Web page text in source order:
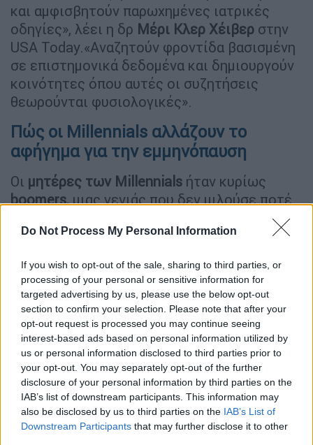
Do Not Process My Personal Information
If you wish to opt-out of the sale, sharing to third parties, or
processing of your personal or sensitive information for
targeted advertising by us, please use the below opt-out
section to confirm your selection. Please note that after your
opt-out request is processed you may continue seeing
interest-based ads based on personal information utilized by
us or personal information disclosed to third parties prior to
your opt-out. You may separately opt-out of the further
disclosure of your personal information by third parties on the
IAB’s list of downstream participants. This information may
also be disclosed by us to third parties on the IAB’s List of
Downstream Participants that may further disclose it to other
και αμφισβητούν παρωχημένες ιατρικές
οδηγίες», λέει η δρ Μέρι Κλερ Χέιβερ στην
USA Today.«Αναζητούν φροντίδα βασισμένη
σε επιστημονικά δεδομένα και δημιουργούν
κοινότητες όπου αυτές οι συζητήσεις
θεωρούνται φυσιολογικές».
Πώς οι Millennials αλλάζουν το
αφήγημα για την εμμηνόπαυση
Οι μητέρες των Millennials ήταν κυρίως
boomers,μιας γενιάς που δεν μιλούσε ποτέ
για την εμμηνόπαυση και πολλές γυναίκες
υπέφεραν σιωπηλάχωρίς ορμονική
είχαν καν ακούσει τον όρο κλιμακτήριο.
Έμαθαν τι είναι αφού μπήκαν στην
εμμηνόπαυσηκαι ανακάλυψαν ότι είχαν
λανθασμένα διαγνωστεί με κατάθλιψη, άγχος
ή συχνά ΔΕΠΥτα προηγούμενα χρόνια, ενώ
στην πραγματικότητα πιθανότατα
χρειάζονταν οιστρογόνα.Αντίθετα, οι
Millennials αναγνωρίζουν τηνκλιμακτήριο
διαβάζουν για θεραπευτικές επιλογές,
εξετάζουν εξατομικευμένα πλάνα και